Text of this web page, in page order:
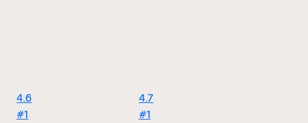
4.6
#1
4.7
#1